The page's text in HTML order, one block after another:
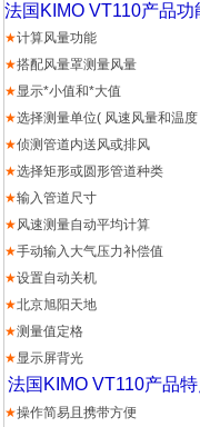
法国KIMO VT110产品功
★计算风量功能
★搭配风量罩测量风量
★显示*小值和*大值
★选择测量单位( 风速风量和温度
★侦测管道内送风或排风
★选择矩形或圆形管道种类
★输入管道尺寸
★风速测量自动平均计算
★手动输入大气压力补偿值
★设置自动关机
★北京旭阳天地
★测量值定格
★显示屏背光
法国KIMO VT110产品
★操作简易且携带方便